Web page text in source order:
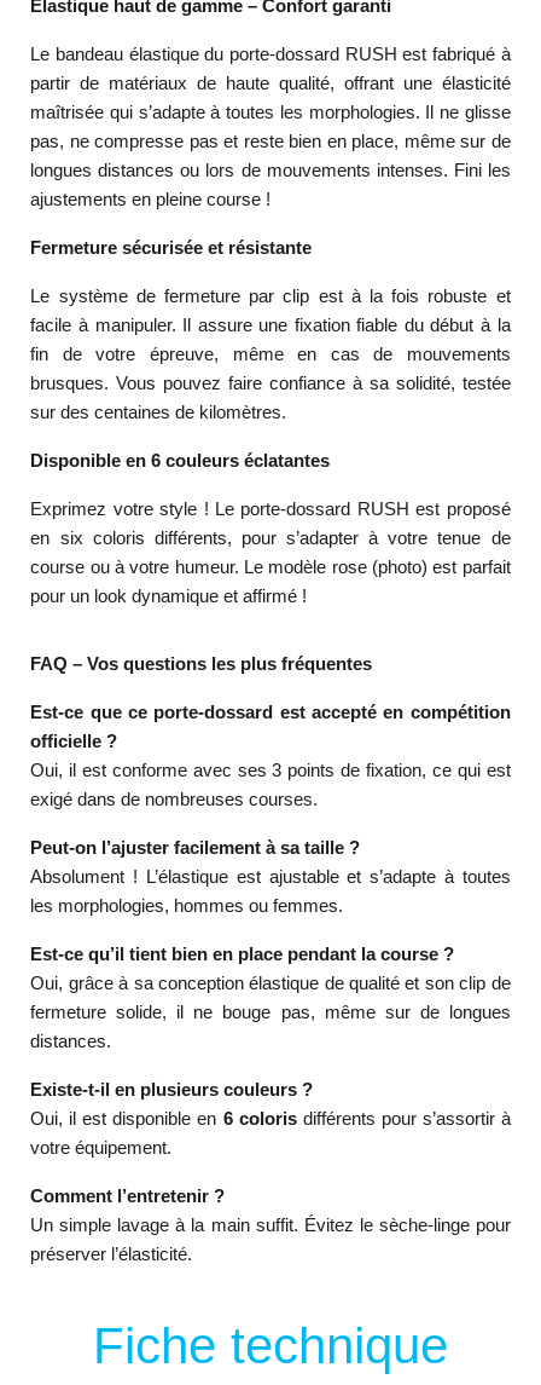
Élastique haut de gamme – Confort garanti
Le bandeau élastique du porte-dossard RUSH est fabriqué à
partir de matériaux de haute qualité, offrant une élasticité
maîtrisée qui s’adapte à toutes les morphologies. Il ne glisse
pas, ne compresse pas et reste bien en place, même sur de
longues distances ou lors de mouvements intenses. Fini les
ajustements en pleine course !
Fermeture sécurisée et résistante
Le système de fermeture par clip est à la fois robuste et
facile à manipuler. Il assure une fixation fiable du début à la
fin de votre épreuve, même en cas de mouvements
brusques. Vous pouvez faire confiance à sa solidité, testée
sur des centaines de kilomètres.
Disponible en 6 couleurs éclatantes
Exprimez votre style ! Le porte-dossard RUSH est proposé
en six coloris différents, pour s’adapter à votre tenue de
course ou à votre humeur. Le modèle rose (photo) est parfait
pour un look dynamique et affirmé !
FAQ – Vos questions les plus fréquentes
Est-ce que ce porte-dossard est accepté en compétition
officielle ?
Oui, il est conforme avec ses 3 points de fixation, ce qui est
exigé dans de nombreuses courses.
Peut-on l’ajuster facilement à sa taille ?
Absolument ! L’élastique est ajustable et s’adapte à toutes
les morphologies, hommes ou femmes.
Est-ce qu’il tient bien en place pendant la course ?
Oui, grâce à sa conception élastique de qualité et son clip de
fermeture solide, il ne bouge pas, même sur de longues
distances.
Existe-t-il en plusieurs couleurs ?
Oui, il est disponible en 6 colorisdifférents pour s’assortir à
votre équipement.
Comment l’entretenir ?
Un simple lavage à la main suffit. Évitez le sèche-linge pour
préserver l’élasticité.
Fiche technique